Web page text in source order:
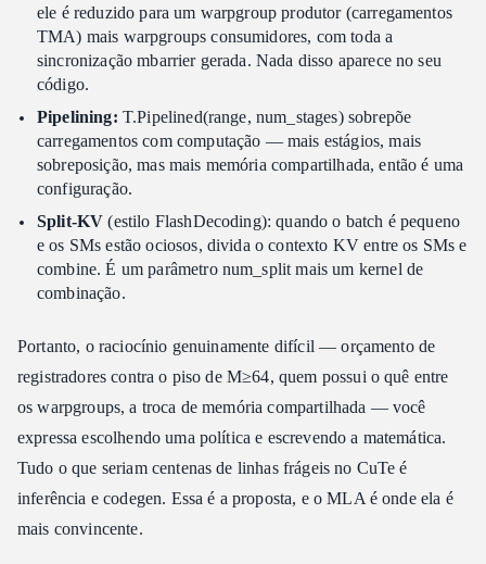
ele é reduzido para um warpgroup produtor (carregamentos
TMA) mais warpgroups consumidores, com toda a
sincronização mbarrier gerada. Nada disso aparece no seu
código.
Pipelining: T.Pipelined(range, num_stages) sobrepõe
carregamentos com computação — mais estágios, mais
sobreposição, mas mais memória compartilhada, então é uma
configuração.
Split-KV (estilo FlashDecoding): quando o batch é pequeno
e os SMs estão ociosos, divida o contexto KV entre os SMs e
combine. É um parâmetro num_split mais um kernel de
combinação.
Portanto, o raciocínio genuinamente difícil — orçamento de
registradores contra o piso de M≥64, quem possui o quê entre
os warpgroups, a troca de memória compartilhada — você
expressa escolhendo uma política e escrevendo a matemática.
Tudo o que seriam centenas de linhas frágeis no CuTe é
inferência e codegen. Essa é a proposta, e o MLA é onde ela é
mais convincente.